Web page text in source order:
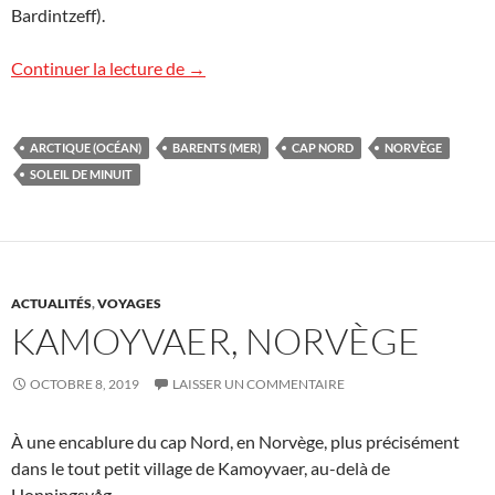
Bardintzeff).
Continuer la lecture de À minuit, au cap Nord, Norvège
→
ARCTIQUE (OCÉAN) BARENTS (MER) CAP NORD
NORVÈGE
SOLEIL DE MINUIT
ACTUALITÉS,VOYAGES
KAMOYVAER, NORVÈGE
OCTOBRE 8, 2019 LAISSER UN COMMENTAIRE
À une encablure du cap Nord, en Norvège, plus précisément
dans le tout petit village de Kamoyvaer, au-delà de